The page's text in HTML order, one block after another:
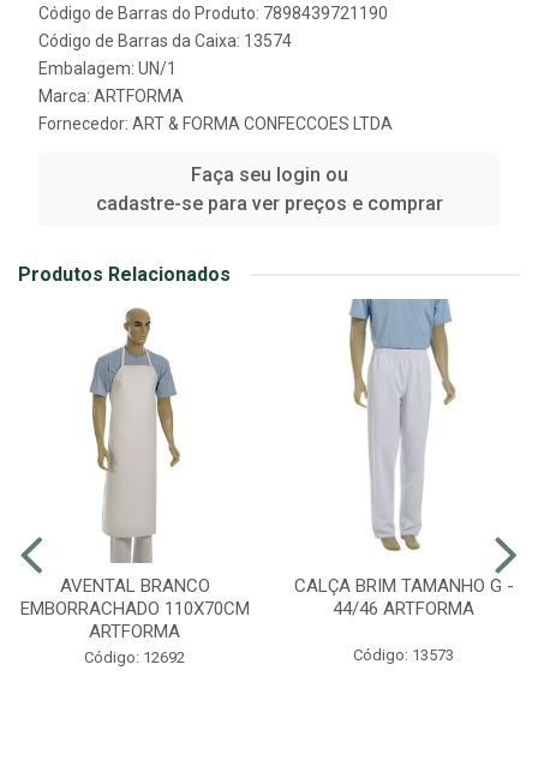
Código de Barras do Produto: 7898439721190
Código de Barras da Caixa: 13574
Embalagem: UN/1
Marca: ARTFORMA
Fornecedor: ART & FORMA CONFECCOES LTDA
Faça seu login ou
cadastre-se para ver preços e comprar
Produtos Relacionados
AVENTAL BRANCO
EMBORRACHADO 110X70CM
ARTFORMA
Código: 12692
CALÇA BRIM TAMANHO G -
44/46 ARTFORMA
Código: 13573